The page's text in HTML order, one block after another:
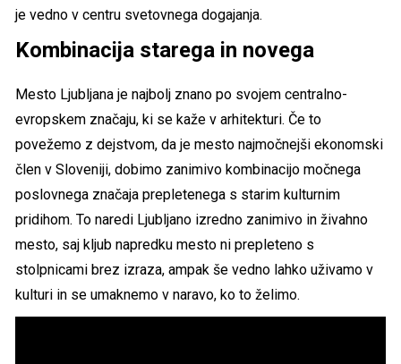
je vedno v centru svetovnega dogajanja.
Kombinacija starega in novega
Mesto Ljubljana je najbolj znano po svojem centralno-
evropskem značaju, ki se kaže v arhitekturi. Če to
povežemo z dejstvom, da je mesto najmočnejši ekonomski
člen v Sloveniji, dobimo zanimivo kombinacijo močnega
poslovnega značaja prepletenega s starim kulturnim
pridihom. To naredi Ljubljano izredno zanimivo in živahno
mesto, saj kljub napredku mesto ni prepleteno s
stolpnicami brez izraza, ampak še vedno lahko uživamo v
kulturi in se umaknemo v naravo, ko to želimo.